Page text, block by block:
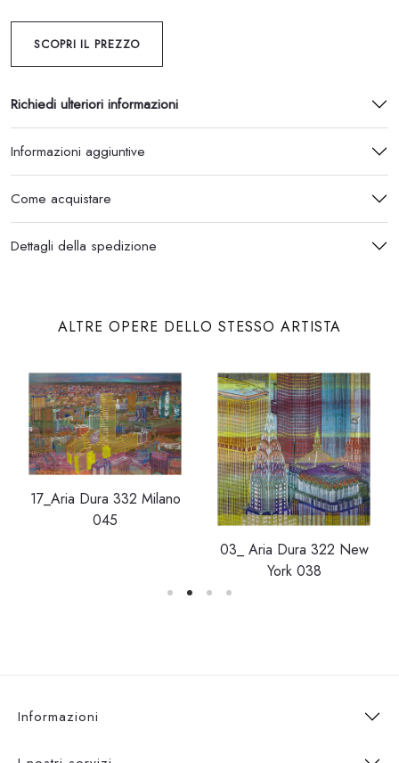
SCOPRI IL PREZZO
Richiedi ulteriori informazioni
Informazioni aggiuntive
Come acquistare
Dettagli della spedizione
ALTRE OPERE DELLO STESSO ARTISTA
17_Aria Dura 332 Milano
045
03_ Aria Dura 322 New
York 038
Informazioni